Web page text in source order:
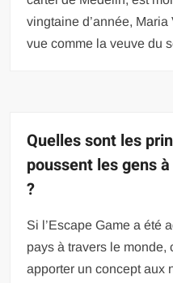
vingtaine d’année,
vue comme la veuve du
Quelles sont les
poussent les gens
?
Si l’Escape Game a été
pays à travers le monde,
apporter un concept aux